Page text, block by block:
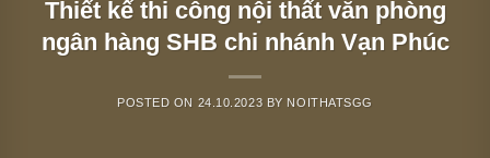
Thiết kế thi công nội thất văn phòng
ngân hàng SHB chi nhánh Vạn Phúc
POSTED ON 24.10.2023 BY NOITHATSGG